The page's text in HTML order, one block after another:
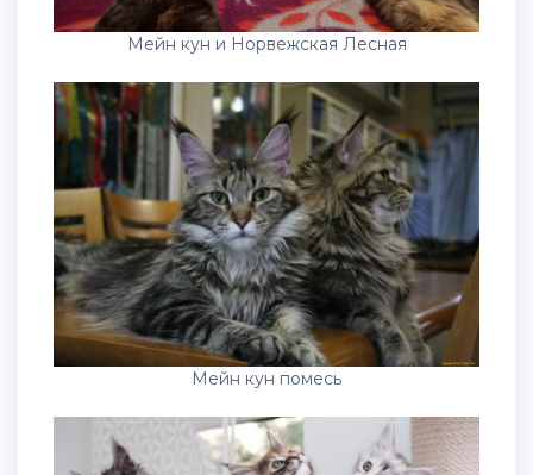
Мейн кун и Норвежская Лесная
Мейн кун помесь